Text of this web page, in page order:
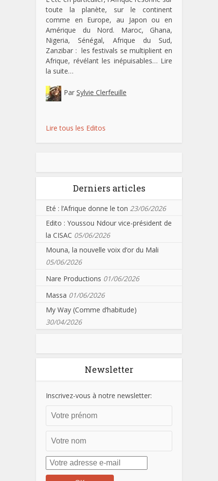
toute la planète, sur le continent
comme en Europe, au Japon ou en
Amérique du Nord. Maroc, Ghana,
Nigeria, Sénégal, Afrique du Sud,
Zanzibar : les festivals se multiplient en
Afrique, révélant les inépuisables… Lire
la suite…
Par Sylvie Clerfeuille
Lire tous les Editos
Derniers articles
Eté : l’Afrique donne le ton 23/06/2026
Edito : Youssou Ndour vice-président de
la CISAC 05/06/2026
Mouna, la nouvelle voix d’or du Mali
05/06/2026
Nare Productions 01/06/2026
Massa 01/06/2026
My Way (Comme d’habitude)
30/04/2026
Newsletter
Inscrivez-vous à notre newsletter: